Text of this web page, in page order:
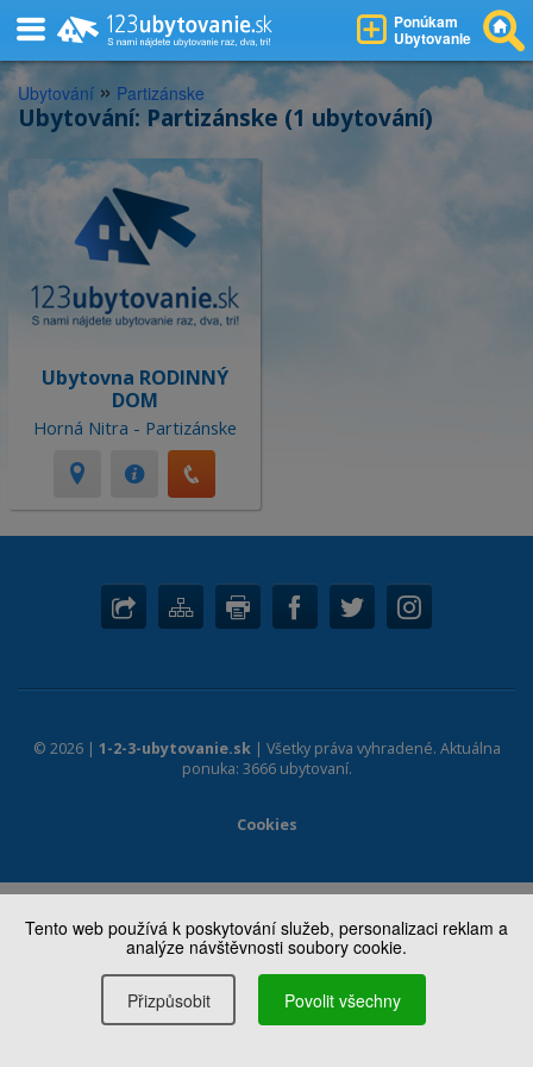
Tento web používá k poskytování služeb, personalizaci reklam a
analýze návštěvnosti soubory cookie.
Přizpůsobit Povolit všechny
Ponúkam
Ubytovanie
Ubytování » Partizánske
Ubytování: Partizánske (1 ubytování)
Ubytovna RODINNÝ
DOM
Horná Nitra - Partizánske
© 2026 | 1-2-3-ubytovanie.sk| Všetky práva vyhradené. Aktuálna
ponuka: 3666 ubytovaní.
Cookies